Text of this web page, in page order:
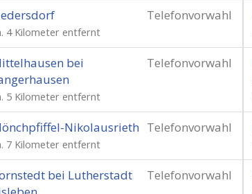
Telefonvorwahl
4 Kilometer entfernt
Telefonvorwahl
bei
5 Kilometer entfernt
Telefonvorwahl
Nikolausrieth
7 Kilometer entfernt
Telefonvorwahl
bei Lutherstadt